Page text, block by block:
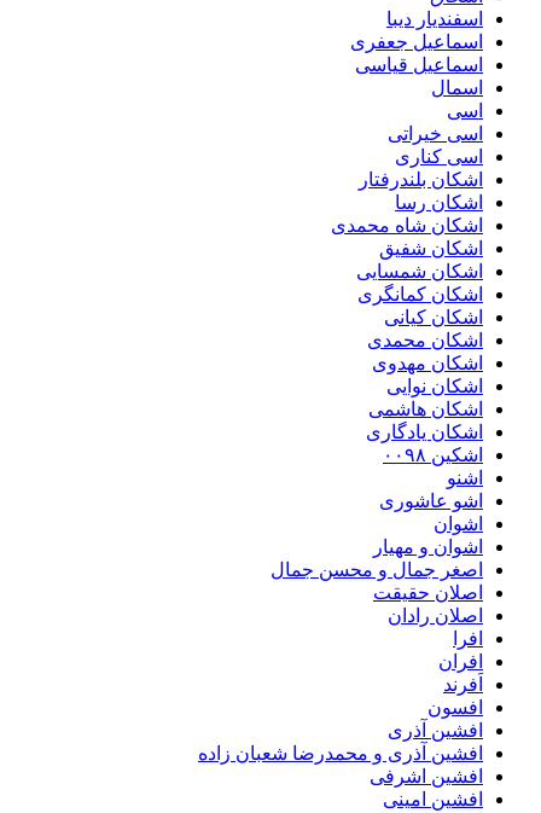
اسفندیار دیبا
اسماعیل جعفری
اسماعیل قیاسی
اسمال
اسی
اسی خیراتی
اسی کناری
اشکان بلندرفتار
اشکان رسا
اشکان شاه محمدی
اشکان شفیق
اشکان شمسایی
اشکان‌ کمانگری
اشکان کیانی
اشکان محمدی
اشکان مهدوی
اشکان نوایی
اشکان هاشمی
اشکان یادگاری
اشکین ۰۰۹۸
اشنو
اشو عاشوری
اشوان
اشوان و مهیار
اصغر جمال و محسن جمال
اصلان حقیقت
اصلان رادان
افرا
افران
اَفرند
افسون
افشین آذری
افشین آذری و محمدرضا شعبان زاده
افشین اشرفی
افشین امینی